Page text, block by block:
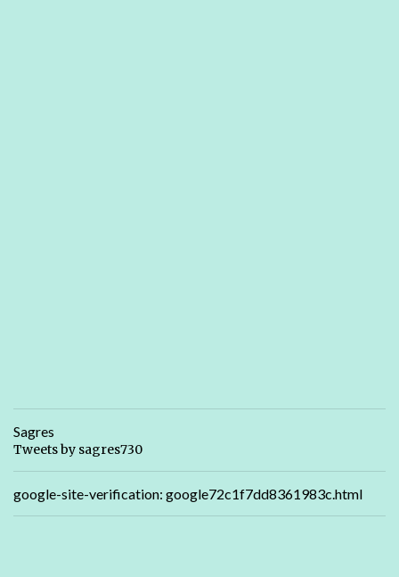
Sagres
Tweets by sagres730
google-site-verification: google72c1f7dd8361983c.html